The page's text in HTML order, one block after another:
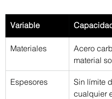
Variable
Materiales
Acero
material
Espesores
Sin límite
cualquier